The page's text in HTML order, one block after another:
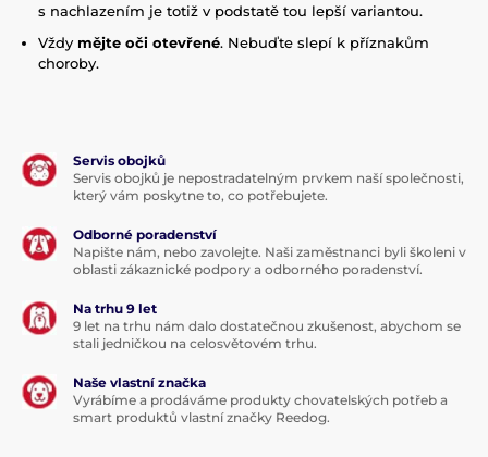
s nachlazením je totiž v podstatě tou lepší variantou.
Vždy mějte oči otevřené. Nebuďte slepí k příznakům
choroby.
Servis obojků
Servis obojků je nepostradatelným prvkem naší společnosti,
který vám poskytne to, co potřebujete.
Odborné poradenství
Napište nám, nebo zavolejte. Naši zaměstnanci byli školeni v
oblasti zákaznické podpory a odborného poradenství.
Na trhu 9 let
9 let na trhu nám dalo dostatečnou zkušenost, abychom se
stali jedničkou na celosvětovém trhu.
Naše vlastní značka
Vyrábíme a prodáváme produkty chovatelských potřeb a
smart produktů vlastní značky Reedog.